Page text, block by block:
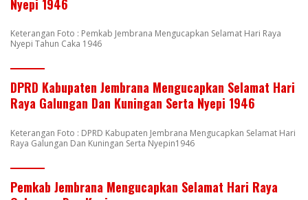
Nyepi 1946
Keterangan Foto : Pemkab Jembrana Mengucapkan Selamat Hari Raya
Nyepi Tahun Caka 1946
DPRD Kabupaten Jembrana Mengucapkan Selamat Hari
Raya Galungan Dan Kuningan Serta Nyepi 1946
Keterangan Foto : DPRD Kabupaten Jembrana Mengucapkan Selamat Hari
Raya Galungan Dan Kuningan Serta Nyepin1946
Pemkab Jembrana Mengucapkan Selamat Hari Raya